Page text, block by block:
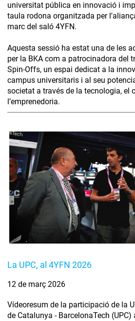
universitat pública en innovació i
taula rodona organitzada per
marc del saló 4YFN.
Aquesta sessió ha estat una de les
per la BKA com a patrocinadora del
Spin-Offs, un espai dedicat a la
campus universitaris i al seu
societat a través de la tecnologia, el
l’emprenedoria.
La UPC, al 4YFN 2026
12 de març 2026
Vídeoresum de la participació de la
de Catalunya - BarcelonaTech (UPC)